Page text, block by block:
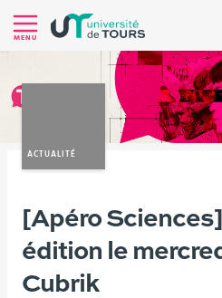
au
Navigation
Accès
Connexion
MENU
ACTUALITÉ
Vous
ici :
Version française Nos actualités
[Apéro
édition le
Cubrik